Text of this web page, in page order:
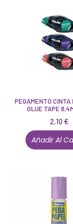
PEGAMENTO CINTA
GLUE TAPE
2,10€
Añadir Al